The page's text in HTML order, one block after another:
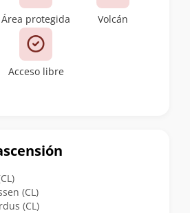
Área protegida Volcán
Acceso libre
(CL)
(CL)